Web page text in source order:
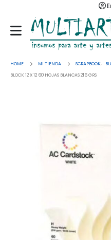
HOME MI TIENDA SCRAPBOOK,
BLOCK 12 X 12 60 HOJAS BLANCAS 216 GRS